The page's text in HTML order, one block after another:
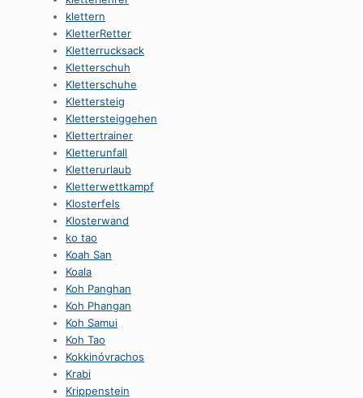
klettern
KletterRetter
Kletterrucksack
Kletterschuh
Kletterschuhe
Klettersteig
Klettersteiggehen
Klettertrainer
Kletterunfall
Kletterurlaub
Kletterwettkampf
Klosterfels
Klosterwand
ko tao
Koah San
Koala
Koh Panghan
Koh Phangan
Koh Samui
Koh Tao
Kokkinóvrachos
Krabi
Krippenstein